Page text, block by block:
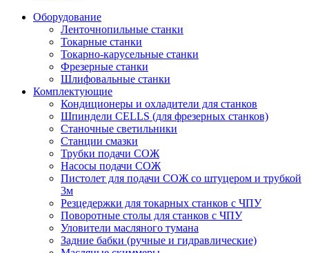
Оборудование
Ленточнопильные станки
Токарные станки
Токарно-карусельные станки
Фрезерные станки
Шлифовальные станки
Комплектующие
Кондиционеры и охладители для станков
Шпиндели CELLS (для фрезерных станков)
Станочные светильники
Станции смазки
Трубки подачи СОЖ
Насосы подачи СОЖ
Пистолет для подачи СОЖ со штуцером и трубкой
3м
Резцедержки для токарных станков с ЧПУ
Поворотные столы для станков с ЧПУ
Уловители масляного тумана
Задние бабки (ручные и гидравлические)